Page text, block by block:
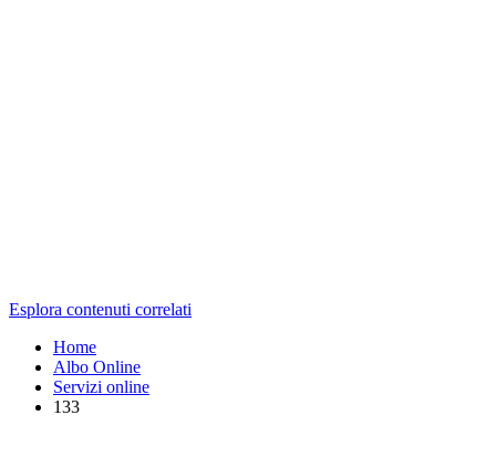
Esplora contenuti correlati
Home
Albo Online
Servizi online
133